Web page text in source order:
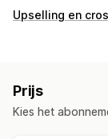
Beheer van
Export van
Upselling en
Upselling op de
Upselling op de
Prijs
Kies het